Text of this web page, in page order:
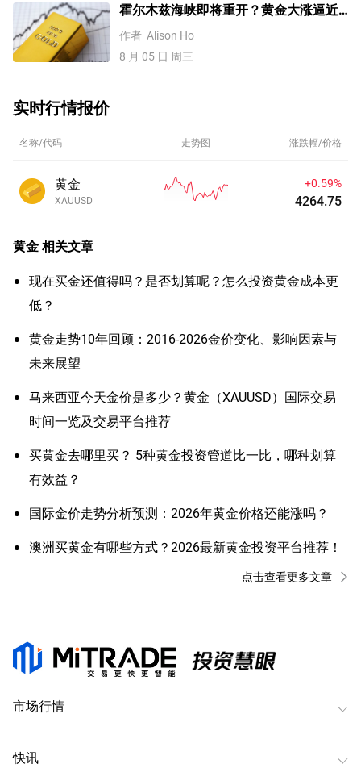
霍尔木兹海峡即将重开？黄金大涨逼近
4200美元！原油价格3连跌
作者 Alison Ho
8 月 05 日 周三
实时行情报价
名称/代码 走势图 涨跌幅/价格
黄金
XAUUSD
+0.59%
4264.75
黄金相关文章
现在买金还值得吗？是否划算呢？怎么投资黄金成本更
低？
黄金走势10年回顾：2016-2026金价变化、影响因素与
未来展望
马来西亚今天金价是多少？黄金（XAUUSD）国际交易
时间一览及交易平台推荐
买黄金去哪里买？ 5种黄金投资管道比一比，哪种划算
有效益？
国际金价走势分析预测：2026年黄金价格还能涨吗？
澳洲买黄金有哪些方式？2026最新黄金投资平台推荐！
点击查看更多文章
市场行情
快讯